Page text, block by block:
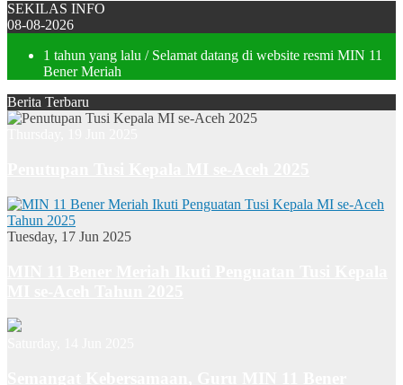
SEKILAS INFO
08-08-2026
1 tahun yang lalu / Selamat datang di website resmi MIN 11
Bener Meriah
Berita Terbaru
Tuesday, 17 Jun 2025